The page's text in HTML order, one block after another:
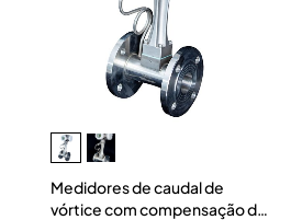
Medidores de caudal de
vórtice com compensação de